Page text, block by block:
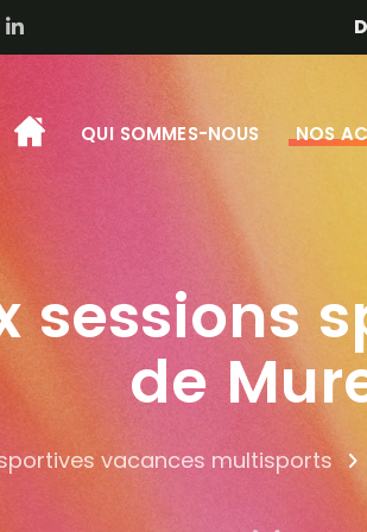
QUI SOMMES-NOUS NOS
sessions
de
vacances multisports